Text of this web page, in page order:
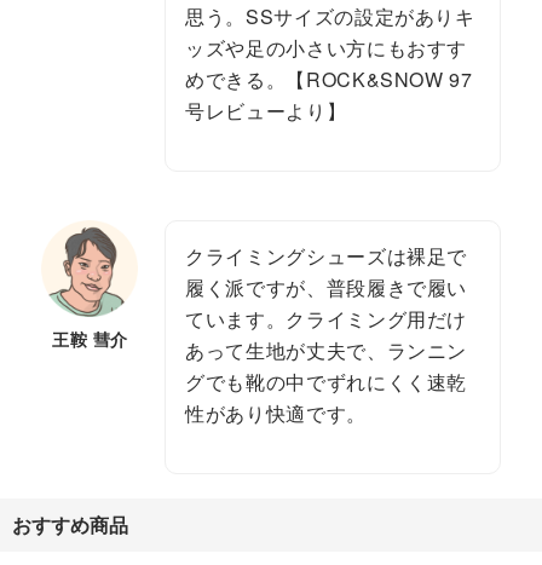
思う。SSサイズの設定がありキ
ッズや足の小さい方にもおすす
めできる。【ROCK&SNOW 97
号レビューより】
王鞍 彗介
クライミングシューズは裸足で
履く派ですが、普段履きで履い
ています。クライミング用だけ
あって生地が丈夫で、ランニン
グでも靴の中でずれにくく速乾
性があり快適です。
おすすめ商品